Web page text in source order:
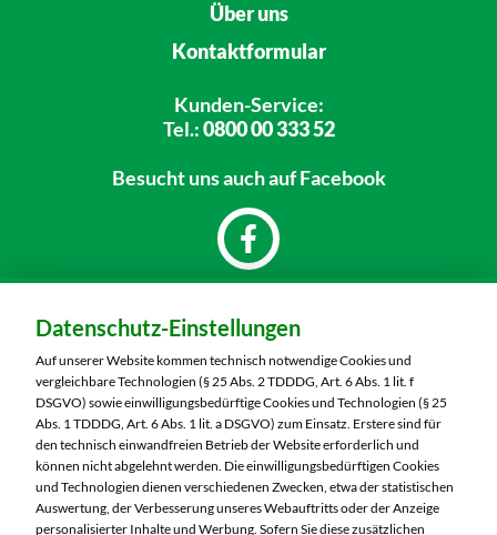
Über uns
Kontaktformular
Kunden-Service:
Tel.:0800 00 333 52
Besucht unsauch auf Facebook
MARKTKAUF Saalfeld
Mittlerer Watzenbach 4
07318 Saalfeld
Telefon:03671 5970
Markt ändern
Öffnungszeiten diese Woche:
Datenschutz-Einstellungen
Auf unserer Website kommen technisch notwendige Cookies und
vergleichbare Technologien (§ 25 Abs. 2 TDDDG, Art. 6 Abs. 1 lit. f
DSGVO) sowie einwilligungsbedürftige Cookies und Technologien (§ 25
Abs. 1 TDDDG, Art. 6 Abs. 1 lit. a DSGVO) zum Einsatz. Erstere sind für
den technisch einwandfreien Betrieb der Website erforderlich und
können nicht abgelehnt werden. Die einwilligungsbedürftigen Cookies
und Technologien dienen verschiedenen Zwecken, etwa der statistischen
Auswertung, der Verbesserung unseres Webauftritts oder der Anzeige
personalisierter Inhalte und Werbung. Sofern Sie diese zusätzlichen